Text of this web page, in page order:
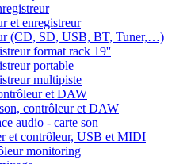
et enregistreur
(CD, SD, USB, BT, Tuner,…)
format rack 19''
portable
multipiste
et DAW
contrôleur et DAW
audio - carte son
et contrôleur, USB et MIDI
monitoring